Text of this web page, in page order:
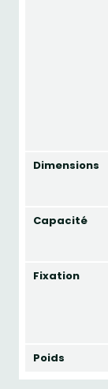
Dimensions
Capacité
Fixation
Poids